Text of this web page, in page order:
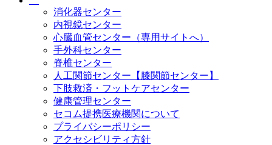
消化器センター
内視鏡センター
心臓血管センター（専用サイトへ）
手外科センター
脊椎センター
人工関節センター【膝関節センター】
下肢救済・フットケアセンター
健康管理センター
セコム提携医療機関について
プライバシーポリシー
アクセシビリティ方針